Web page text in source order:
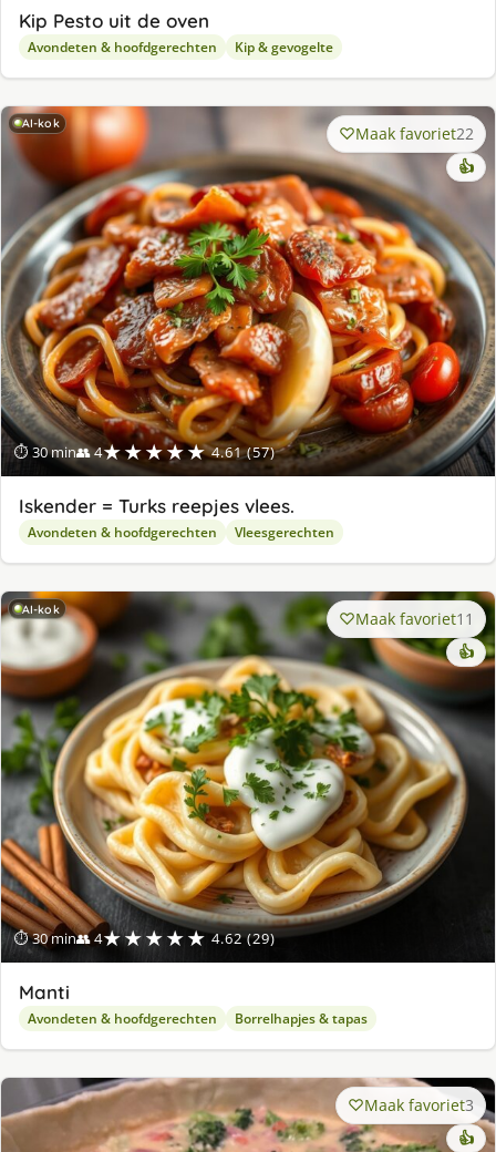
Kip Pesto uit de oven
Avondeten & hoofdgerechten Kip & gevogelte
AI-kok
⏱ 30 min👥 4★★★★★ 4.61 (57)
Maak favoriet22
👍
Iskender = Turks reepjes vlees.
Avondeten & hoofdgerechten Vleesgerechten
AI-kok
⏱ 30 min👥 4★★★★★ 4.62 (29)
Maak favoriet11
👍
Manti
Avondeten & hoofdgerechten Borrelhapjes & tapas
Maak favoriet3
👍